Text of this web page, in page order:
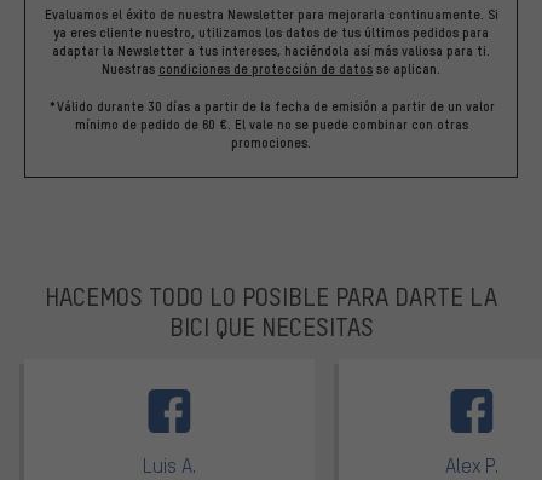
Evaluamos el éxito de nuestra Newsletter para mejorarla continuamente. Si
ya eres cliente nuestro, utilizamos los datos de tus últimos pedidos para
adaptar la Newsletter a tus intereses, haciéndola así más valiosa para ti.
Nuestras condiciones de protección de datos se aplican.
*Válido durante 30 días a partir de la fecha de emisión a partir de un valor
mínimo de pedido de 60 €. El vale no se puede combinar con otras
promociones.
HACEMOS TODO LO POSIBLE PARA DARTE LA
BICI QUE NECESITAS
Luis A. Alex P.